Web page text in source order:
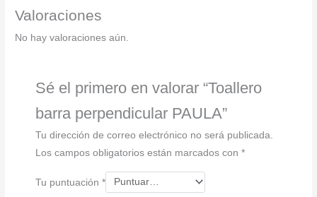
Valoraciones
No hay valoraciones aún.
Sé el primero en valorar “Toallero
barra perpendicular PAULA”
Tu dirección de correo electrónico no será publicada.
Los campos obligatorios están marcados con*
Tu puntuación*